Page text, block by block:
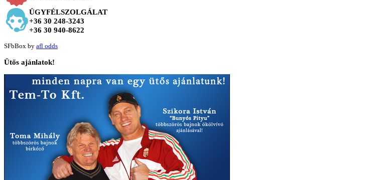
ÜGYFÉLSZOLGÁLAT
+36 30 248-3243
+36 30 940-8622
SFbBox by afl odds
Ütős ajánlatok!